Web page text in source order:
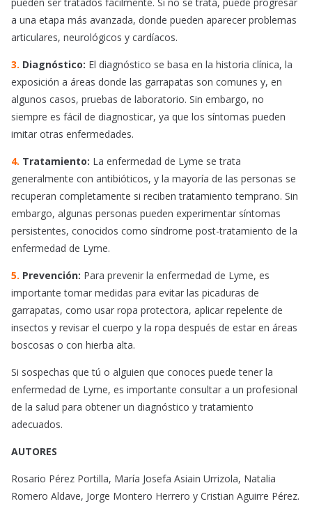
pueden ser tratados fácilmente. Si no se trata, puede progresar
a una etapa más avanzada, donde pueden aparecer problemas
articulares, neurológicos y cardíacos.
3. Diagnóstico: El diagnóstico se basa en la historia clínica, la
exposición a áreas donde las garrapatas son comunes y, en
algunos casos, pruebas de laboratorio. Sin embargo, no
siempre es fácil de diagnosticar, ya que los síntomas pueden
imitar otras enfermedades.
4. Tratamiento: La enfermedad de Lyme se trata
generalmente con antibióticos, y la mayoría de las personas se
recuperan completamente si reciben tratamiento temprano. Sin
embargo, algunas personas pueden experimentar síntomas
persistentes, conocidos como síndrome post-tratamiento de la
enfermedad de Lyme.
5. Prevención: Para prevenir la enfermedad de Lyme, es
importante tomar medidas para evitar las picaduras de
garrapatas, como usar ropa protectora, aplicar repelente de
insectos y revisar el cuerpo y la ropa después de estar en áreas
boscosas o con hierba alta.
Si sospechas que tú o alguien que conoces puede tener la
enfermedad de Lyme, es importante consultar a un profesional
de la salud para obtener un diagnóstico y tratamiento
adecuados.
AUTORES
Rosario Pérez Portilla, María Josefa Asiain Urrizola, Natalia
Romero Aldave, Jorge Montero Herrero y Cristian Aguirre Pérez.